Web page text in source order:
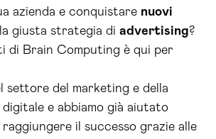
azienda e conquistare nuovi
giusta strategia di advertising?
di Brain Computing è qui per
settore del marketing e della
digitale e abbiamo già aiutato
raggiungere il successo grazie alle